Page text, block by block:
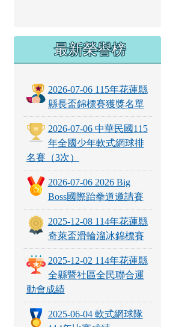
最新榮譽榜
2026-07-06 115年花蓮縣
縣長盃錦標賽獲獎名單
2026-07-06 中華民國115
年全國少年軟式網球排
名賽（3次）
2026-07-06 2026 Big
Boss國際跆拳道邀請賽
2025-12-08 114年花蓮縣
奇萊盃滑輪溜冰錦標賽
2025-12-02 114年花蓮縣
全縣暨社區全民聯合運
動會成績
2025-06-04 軟式網球隊